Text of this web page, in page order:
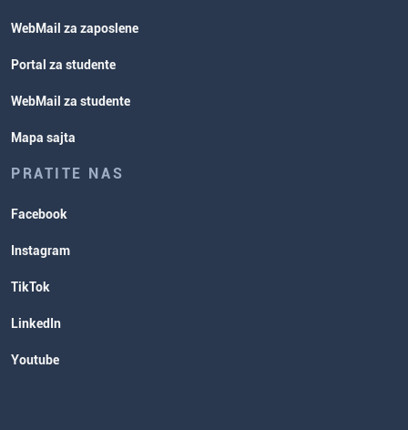
WebMail za zaposlene
Portal za studente
WebMail za studente
Mapa sajta
PRATITE NAS
Facebook
Instagram
TikTok
LinkedIn
Youtube